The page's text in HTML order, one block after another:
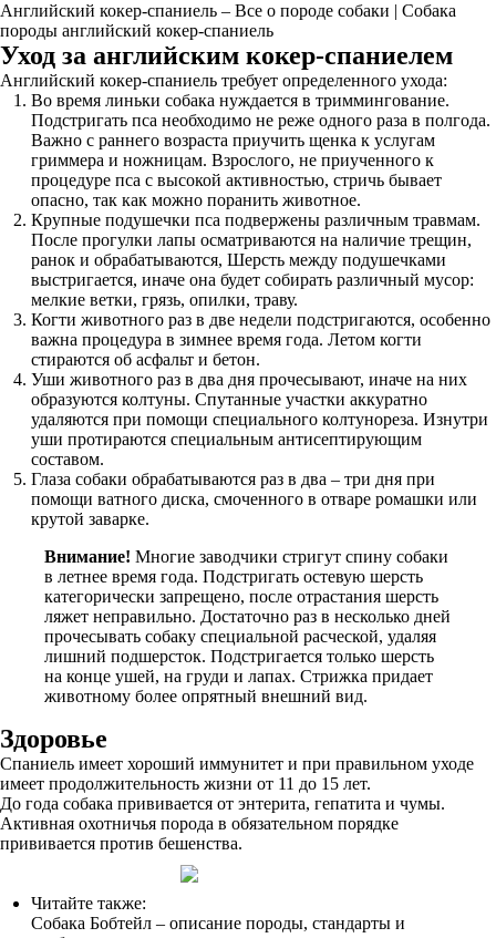
Английский кокер-спаниель – Все о породе собаки | Собака
породы английский кокер-спаниель
Уход за английским кокер-спаниелем
Английский кокер-спаниель требует определенного ухода:
Во время линьки собака нуждается в триммингование.
Подстригать пса необходимо не реже одного раза в полгода.
Важно с раннего возраста приучить щенка к услугам
гриммера и ножницам. Взрослого, не приученного к
процедуре пса с высокой активностью, стричь бывает
опасно, так как можно поранить животное.
Крупные подушечки пса подвержены различным травмам.
После прогулки лапы осматриваются на наличие трещин,
ранок и обрабатываются, Шерсть между подушечками
выстригается, иначе она будет собирать различный мусор:
мелкие ветки, грязь, опилки, траву.
Когти животного раз в две недели подстригаются, особенно
важна процедура в зимнее время года. Летом когти
стираются об асфальт и бетон.
Уши животного раз в два дня прочесывают, иначе на них
образуются колтуны. Спутанные участки аккуратно
удаляются при помощи специального колтунореза. Изнутри
уши протираются специальным антисептирующим
составом.
Глаза собаки обрабатываются раз в два – три дня при
помощи ватного диска, смоченного в отваре ромашки или
крутой заварке.
Внимание! Многие заводчики стригут спину собаки
в летнее время года. Подстригать остевую шерсть
категорически запрещено, после отрастания шерсть
ляжет неправильно. Достаточно раз в несколько дней
прочесывать собаку специальной расческой, удаляя
лишний подшерсток. Подстригается только шерсть
на конце ушей, на груди и лапах. Стрижка придает
животному более опрятный внешний вид.
Здоровье
Спаниель имеет хороший иммунитет и при правильном уходе
имеет продолжительность жизни от 11 до 15 лет.
До года собака прививается от энтерита, гепатита и чумы.
Активная охотничья порода в обязательном порядке
прививается против бешенства.
Читайте также:
Собака Бобтейл – описание породы, стандарты и